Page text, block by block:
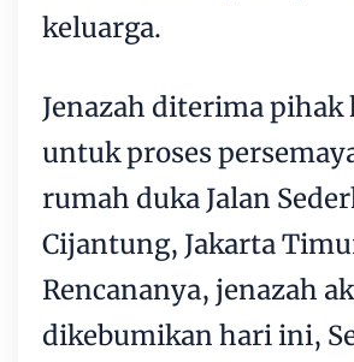
keluarga.
Jenazah diterima pihak
untuk proses
rumah duka Jalan
Cijantung, Jakarta
Rencananya, jenazah
dikebumikan hari ini,